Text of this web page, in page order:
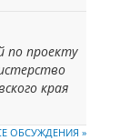
по проекту
края
ОБСУЖДЕНИЯ »